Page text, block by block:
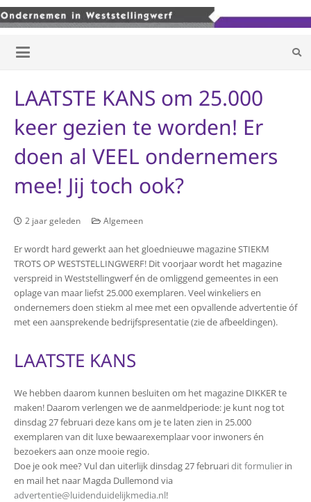
LAATSTE KANS om 25.000
keer gezien te worden! Er
doen al VEEL ondernemers
mee! Jij toch ook?
2 jaar geleden Algemeen
Er wordt hard gewerkt aan het gloednieuwe magazine STIEKM
TROTS OP WESTSTELLINGWERF! Dit voorjaar wordt het magazine
verspreid in Weststellingwerf én de omliggend gemeentes in een
oplage van maar liefst 25.000 exemplaren. Veel winkeliers en
ondernemers doen stiekm al mee met een opvallende advertentie óf
met een aansprekende bedrijfspresentatie (zie de afbeeldingen).
LAATSTE KANS
We hebben daarom kunnen besluiten om het magazine DIKKER te
maken! Daarom verlengen we de aanmeldperiode: je kunt nog tot
dinsdag 27 februari deze kans om je te laten zien in 25.000
exemplaren van dit luxe bewaarexemplaar voor inwoners én
bezoekers aan onze mooie regio.
Doe je ook mee? Vul dan uiterlijk dinsdag 27 februaridit formulierin
en mail het naar Magda Dullemond via
advertentie@luidenduidelijkmedia.nl!